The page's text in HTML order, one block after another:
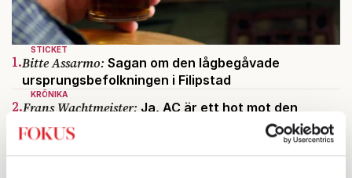
STICKET
1.Bitte Assarmo: Sagan om den lågbegåvade
ursprungsbefolkningen i Filipstad
KRÖNIKA
2.Frans Wachtmeister: Ja, AC är ett hot mot den
franska civilisationen
KRÖNIKA
3.Sakine Madon:Efter islamistdådet oroar sig